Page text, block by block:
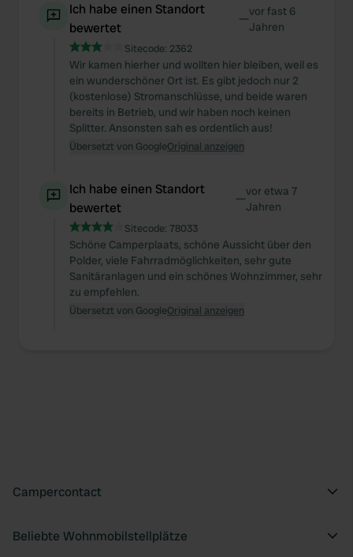
Ich habe einen Standort
bewertet
—vor fast 6
Jahren
Sitecode: 2362
Wir kamen hierher und wollten hier bleiben, weil es
ein wunderschöner Ort ist. Es gibt jedoch nur 2
(kostenlose) Stromanschlüsse, und beide waren
bereits in Betrieb, und wir haben noch keinen
Splitter. Ansonsten sah es ordentlich aus!
Übersetzt von GoogleOriginal anzeigen
Ich habe einen Standort
bewertet
—vor etwa 7
Jahren
Sitecode: 78033
Schöne Camperplaats, schöne Aussicht über den
Polder, viele Fahrradmöglichkeiten, sehr gute
Sanitäranlagen und ein schönes Wohnzimmer, sehr
zu empfehlen.
Übersetzt von GoogleOriginal anzeigen
Campercontact
Beliebte Wohnmobilstellplätze